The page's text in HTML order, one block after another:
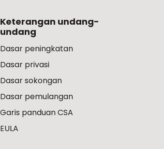
Keterangan undang-
undang
Dasar peningkatan
Dasar privasi
Dasar sokongan
Dasar pemulangan
Garis panduan CSA
EULA